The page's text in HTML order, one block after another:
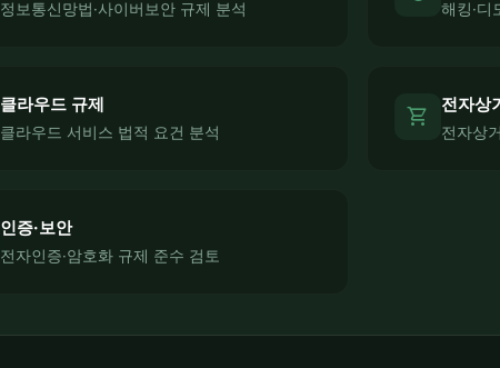
정보통신망법·사이버보안 규제 분석 해킹·디
클라우드 규제
클라우드 서비스 법적 요건 분석
shopping_cart 전자상
전자상
인증·보안
전자인증·암호화 규제 준수 검토